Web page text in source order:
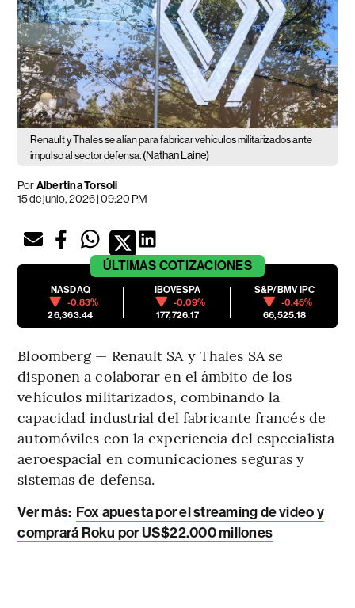
Renault y Thales se alían para fabricar vehículos militarizados ante
impulso al sector defensa. (Nathan Laine)
PorAlbertina Torsoli
15 de junio, 2026 | 09:20 PM
ÚLTIMAS COTIZACIONES
NASDAQ
-0.83%
26,363.44
IBOVESPA
-0.09%
177,726.17
S&P/BMV IPC
-0.46%
66,525.18
Bloomberg — Renault SA y Thales SA se
disponen a colaborar en el ámbito de los
vehículos militarizados, combinando la
capacidad industrial del fabricante francés de
automóviles con la experiencia del especialista
aeroespacial en comunicaciones seguras y
sistemas de defensa.
Ver más: Fox apuesta por el streaming de video y
comprará Roku por US$22.000 millones